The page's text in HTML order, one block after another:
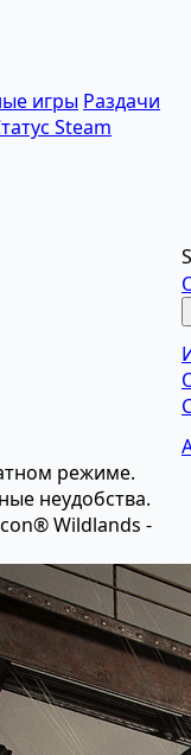
игры Раздачи
Steam
режиме.
неудобства.
Wildlands -